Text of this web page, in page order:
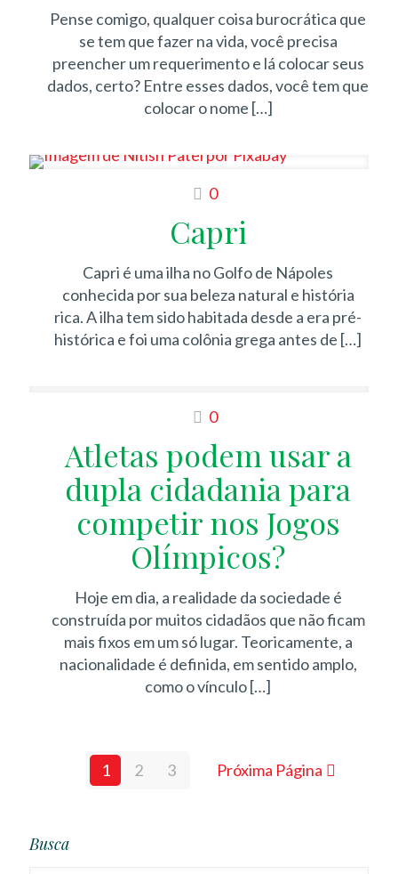
Pense comigo, qualquer coisa burocrática que
se tem que fazer na vida, você precisa
preencher um requerimento e lá colocar seus
dados, certo? Entre esses dados, você tem que
colocar o nome […]
0
Capri
Capri é uma ilha no Golfo de Nápoles
conhecida por sua beleza natural e história
rica. A ilha tem sido habitada desde a era pré-
histórica e foi uma colônia grega antes de […]
0
Atletas podem usar a
dupla cidadania para
competir nos Jogos
Olímpicos?
Hoje em dia, a realidade da sociedade é
construída por muitos cidadãos que não ficam
mais fixos em um só lugar. Teoricamente, a
nacionalidade é definida, em sentido amplo,
como o vínculo[…]
1 2 3 Próxima Página
Busca